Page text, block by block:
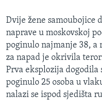
SLOBODA MEDIJA
ŽENSKA STRANA
IZBJEGLIČKA STRANA
MAGAZIN
O GLASU AMERIKE
Dvije žene samoubojice
naprave u moskovskoj
poginulo najmanje 38, a
za napad je okrivila
Prva eksplozija dogodila
poginulo 25 osoba u
nalazi se ispod sjedišta